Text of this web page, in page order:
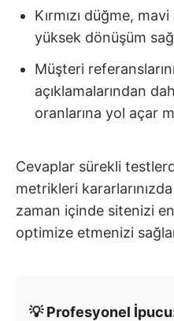
Kırmızı düğme,
yüksek dönüşüm
Müşteri
açıklamalarından
oranlarına yol açar
Cevaplar sürekli
metrikleri
zaman içinde sitenizi
optimize etmenizi
💡 Profesyonel